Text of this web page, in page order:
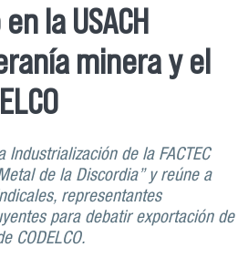
la USACH
minera y el
Industrialización de la FACTEC
de la Discordia” y reúne a
representantes
para debatir exportación de
CODELCO.